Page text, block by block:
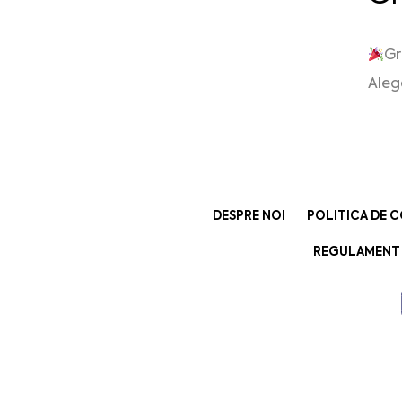
DESPRE NOI POLITICA DE